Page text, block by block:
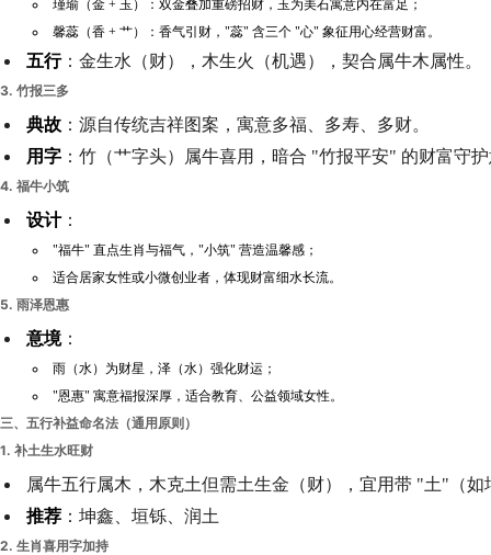
瑾瑜（金 + 玉）：双金叠加重磅招财，玉为美石寓意内在富足；
馨蕊（香 + 艹）：香气引财，"蕊" 含三个 "心" 象征用心经营财富。
五行：金生水（财），木生火（机遇），契合属牛木属性。
3. 竹报三多
典故 ：源自传统吉祥图案，寓意多福、多寿、多财。
用字 ：竹（艹字头）属牛喜用，暗合 "竹报平安" 的财富守
4. 福牛小筑
设计：
"福牛" 直点生肖与福气，"小筑" 营造温馨感；
适合居家女性或小微创业者，体现财富细水长流。
5. 雨泽恩惠
意境：
雨（水）为财星，泽（水）强化财运；
"恩惠" 寓意福报深厚，适合教育、公益领域女性。
三、五行补益命名法（通用原则）
1. 补土生水旺财
属牛五行属木，木克土但需土生金（财），宜用带 "土"（
推荐 ：坤鑫、垣铄、润土
2. 生肖喜用字加持